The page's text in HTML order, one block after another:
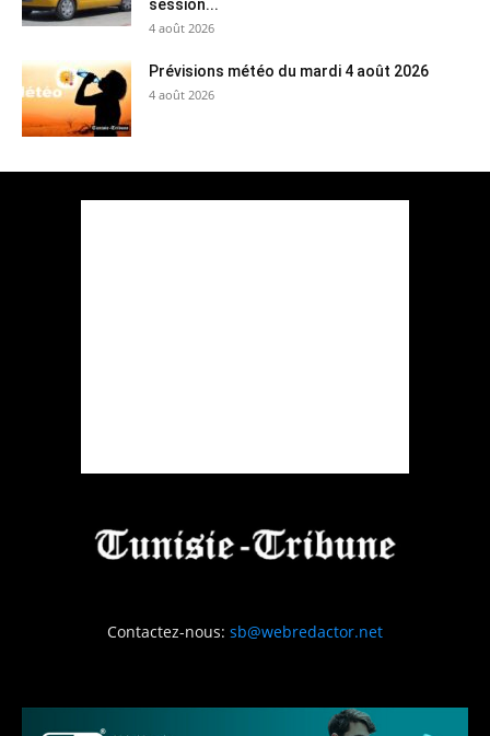
session...
4 août 2026
Prévisions météo du mardi 4 août 2026
4 août 2026
Contactez-nous: sb@webredactor.net